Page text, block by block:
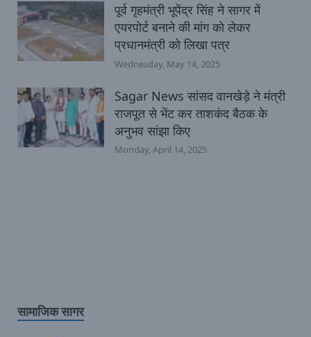
पूर्व गृहमंत्री भूपेंद्र सिंह ने सागर में
एयरपोर्ट बनाने की मांग को लेकर
प्रधानमंत्री को लिखा पत्र
Wednesday, May 14, 2025
Sagar News सांसद वानखेड़े ने मंत्री
राजपूत से भेंट कर ताशकंद बैठक के
अनुभव सांझा किए
Monday, April 14, 2025
सामाजिक सागर